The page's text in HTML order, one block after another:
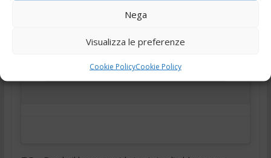
Nega
Visualizza le preferenze
Cookie PolicyCookie Policy
abilitare questo contenuto